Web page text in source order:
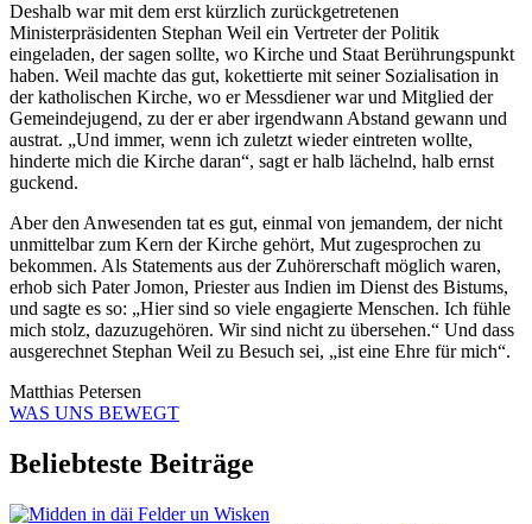
Deshalb war mit dem erst kürzlich zurückgetretenen
Ministerpräsidenten Stephan Weil ein Vertreter der Politik
eingeladen, der sagen sollte, wo Kirche und Staat Berührungspunkt
haben. Weil machte das gut, kokettierte mit seiner Sozialisation in
der katholischen Kirche, wo er Messdiener war und Mitglied der
Gemeindejugend, zu der er aber irgendwann Abstand gewann und
austrat. „Und immer, wenn ich zuletzt wieder eintreten wollte,
hinderte mich die Kirche daran“, sagt er halb lächelnd, halb ernst
guckend.
Aber den Anwesenden tat es gut, einmal von jemandem, der nicht
unmittelbar zum Kern der Kirche gehört, Mut zugesprochen zu
bekommen. Als Statements aus der Zuhörerschaft möglich waren,
erhob sich Pater Jomon, Priester aus Indien im Dienst des Bistums,
und sagte es so: „Hier sind so viele engagierte Menschen. Ich fühle
mich stolz, dazuzugehören. Wir sind nicht zu übersehen.“ Und dass
ausgerechnet Stephan Weil zu Besuch sei, „ist eine Ehre für mich“.
Matthias Petersen
WAS UNS BEWEGT
Beliebteste Beiträge